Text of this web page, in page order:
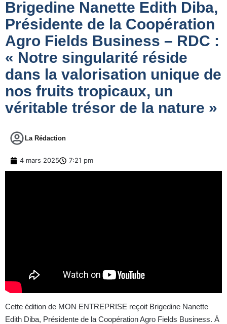
Brigedine Nanette Edith Diba,
Présidente de la Coopération
Agro Fields Business – RDC :
« Notre singularité réside
dans la valorisation unique de
nos fruits tropicaux, un
véritable trésor de la nature »
La Rédaction
4 mars 2025 7:21 pm
Cette édition de MON ENTREPRISE reçoit Brigedine Nanette
Edith Diba, Présidente de la Coopération Agro Fields Business. À